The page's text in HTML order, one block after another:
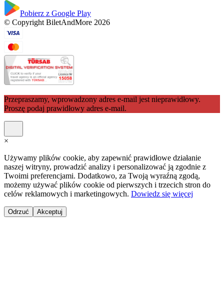
Pobierz z Google Play
© Copyright BiletAndMore 2026
Przepraszamy, wprowadzony adres e-mail jest nieprawidłowy.
Proszę podaj prawidłowy adres e-mail.
×
Używamy plików cookie, aby zapewnić prawidłowe działanie
naszej witryny, prowadzić analizy i personalizować ją zgodnie z
Twoimi preferencjami. Dodatkowo, za Twoją wyraźną zgodą,
możemy używać plików cookie od pierwszych i trzecich stron do
celów reklamowych i marketingowych. Dowiedz się więcej
Odrzuć Akceptuj